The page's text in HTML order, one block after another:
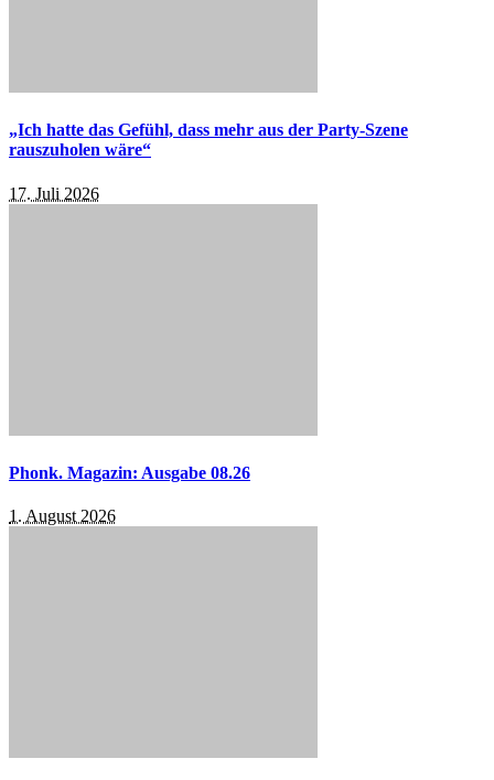
„Ich hatte das Gefühl, dass mehr aus der Party-Szene
rauszuholen wäre“
17. Juli 2026
Phonk. Magazin: Ausgabe 08.26
1. August 2026